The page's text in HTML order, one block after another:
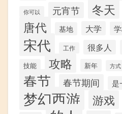
你可以 元宵节 冬天
唐代 基地 大学
宋代 工作 很多人
技能 攻略 新年 方式
春节 春节期间 是
梦幻西游 游戏